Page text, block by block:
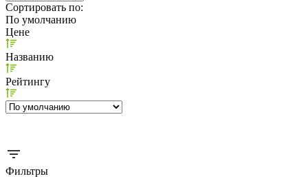
Сортировать по:
По умолчанию
Цене
Названию
Рейтингу
Фильтры